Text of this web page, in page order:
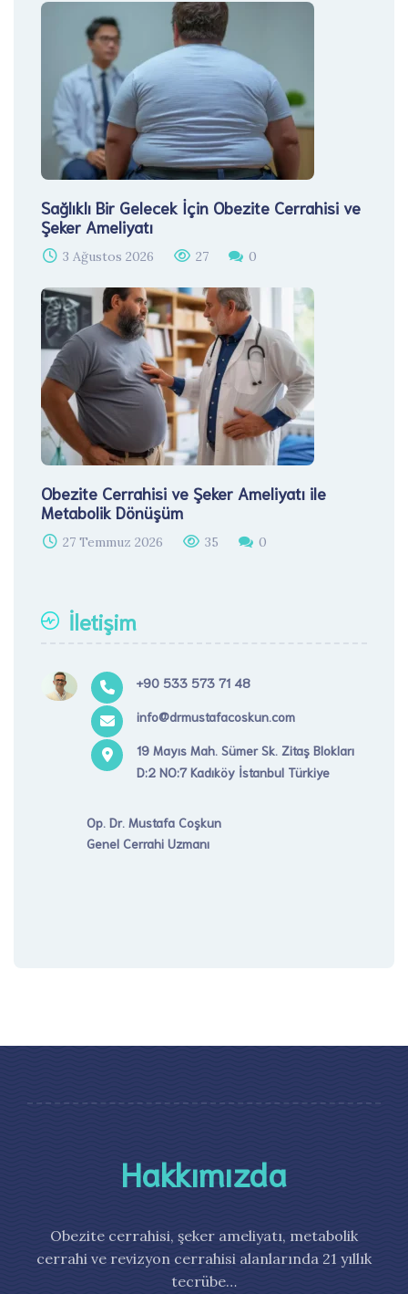
Sağlıklı Bir Gelecek İçin Obezite Cerrahisi ve
Şeker Ameliyatı
3 Ağustos 2026 27 0
Obezite Cerrahisi ve Şeker Ameliyatı ile
Metabolik Dönüşüm
27 Temmuz 2026 35 0
İletişim
+90 533 573 71 48
info@drmustafacoskun.com
19 Mayıs Mah. Sümer Sk. Zitaş Blokları
D:2 NO:7 Kadıköy İstanbul Türkiye
Op. Dr. Mustafa Coşkun
Genel Cerrahi Uzmanı
Hakkımızda
Obezite cerrahisi, şeker ameliyatı, metabolik
cerrahi ve revizyon cerrahisi alanlarında 21 yıllık
tecrübe…